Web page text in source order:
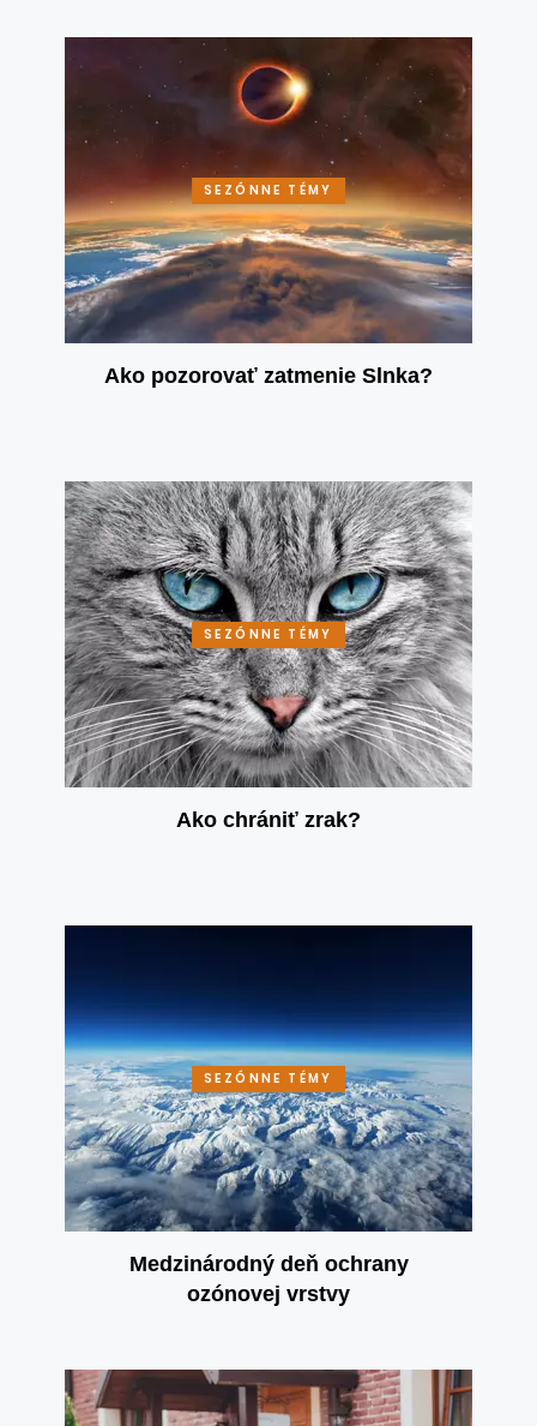
SEZÓNNE TÉMY
Ako pozorovať zatmenie Slnka?
SEZÓNNE TÉMY
Ako chrániť zrak?
SEZÓNNE TÉMY
Medzinárodný deň ochrany
ozónovej vrstvy